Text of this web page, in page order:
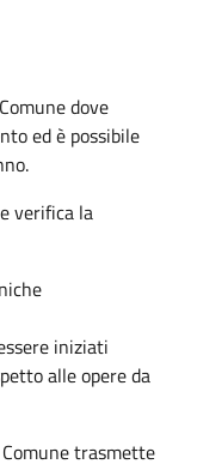
dove
ed è possibile
verifica la
iniziati
alle opere da
trasmette